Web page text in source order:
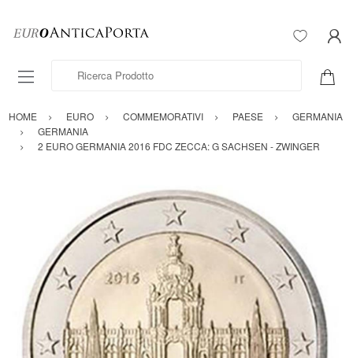
Ricerca Prodotto
HOME EURO COMMEMORATIVI PAESE
GERMANIA
GERMANIA
2 EURO GERMANIA 2016 FDC ZECCA: G SACHSEN - ZWINGER